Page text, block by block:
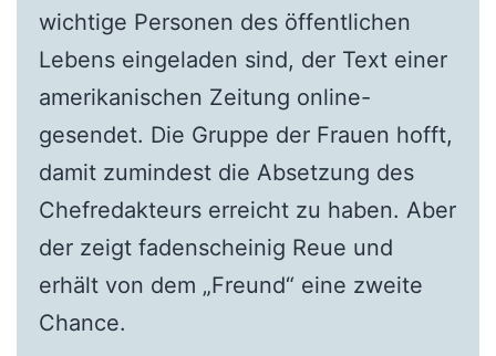
wichtige Personen des öffentlichen
Lebens eingeladen sind, der Text einer
amerikanischen Zeitung online-
gesendet. Die Gruppe der Frauen hofft,
damit zumindest die Absetzung des
Chefredakteurs erreicht zu haben. Aber
der zeigt fadenscheinig Reue und
erhält von dem „Freund“ eine zweite
Chance.